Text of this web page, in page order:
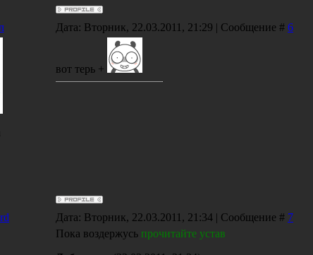
Дата: Вторник, 22.03.2011, 21:29 | Сообщение # 6
вот терь +
Дата: Вторник, 22.03.2011, 21:34 | Сообщение # 7
Пока воздержусь прочитайте устав